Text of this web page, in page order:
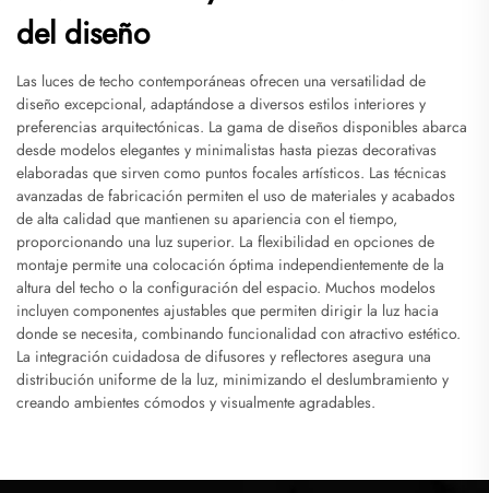
del diseño
Las luces de techo contemporáneas ofrecen una versatilidad de
diseño excepcional, adaptándose a diversos estilos interiores y
preferencias arquitectónicas. La gama de diseños disponibles abarca
desde modelos elegantes y minimalistas hasta piezas decorativas
elaboradas que sirven como puntos focales artísticos. Las técnicas
avanzadas de fabricación permiten el uso de materiales y acabados
de alta calidad que mantienen su apariencia con el tiempo,
proporcionando una luz superior. La flexibilidad en opciones de
montaje permite una colocación óptima independientemente de la
altura del techo o la configuración del espacio. Muchos modelos
incluyen componentes ajustables que permiten dirigir la luz hacia
donde se necesita, combinando funcionalidad con atractivo estético.
La integración cuidadosa de difusores y reflectores asegura una
distribución uniforme de la luz, minimizando el deslumbramiento y
creando ambientes cómodos y visualmente agradables.